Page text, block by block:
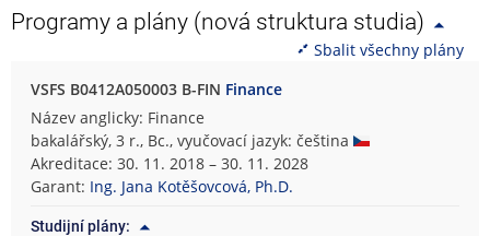
Programy a plány (nová struktura studia)
Sbalit všechny plány
VSFS B0412A050003 B-FIN Finance
Název anglicky: Finance
bakalářský, 3 r., Bc., vyučovací jazyk: čeština
Akreditace: 30. 11. 2018 – 30. 11. 2028
Garant: Ing. Jana Kotěšovcová, Ph.D.
Studijní plány: